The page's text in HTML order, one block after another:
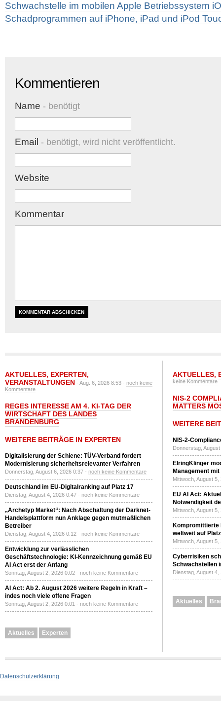
Schwachstelle im mobilen Apple Betriebssystem
Schadprogrammen auf iPhone, iPad und iPod
Kommentieren
Name - benötigt
Email - benötigt, wird nicht veröffentlicht.
Website
Kommentar
AKTUELLES, EXPERTEN,
VERANSTALTUNGEN - Aug. 6, 2026 8:53 - noch keine
Kommentare
REGES INTERESSE AM 4. KI-TAG DER
WIRTSCHAFT DES LANDES
BRANDENBURG
WEITERE BEITRÄGE IN EXPERTEN
Digitalisierung der Schiene: TÜV-Verband fordert
Modernisierung sicherheitsrelevanter Verfahren
Donnerstag, August 6, 2026 0:37 - noch keine Kommentare
Deutschland im EU-Digitalranking auf Platz 17
Dienstag, August 4, 2026 0:47 - noch keine Kommentare
„Archetyp Market“: Nach Abschaltung der Darknet-
Handelsplattform nun Anklage gegen mutmaßlichen
Betreiber
Dienstag, August 4, 2026 0:12 - noch keine Kommentare
Entwicklung zur verlässlichen
Geschäftstechnologie: KI-Kennzeichnung gemäß EU
AI Act erst der Anfang
Sonntag, August 2, 2026 0:02 - noch keine Kommentare
AI Act: Ab 2. August 2026 weitere Regeln in Kraft –
indes noch viele offene Fragen
Sonntag, August 2, 2026 0:01 - noch keine Kommentare
Aktuelles Experten
AKTUELLES,
keine Kommentare
NIS-2
MATTERS
WEITERE
NIS-2-
Donnerstag,
ElringKlinger
Management
Mittwoch, August
EU AI Act:
Notwendigkeit
Mittwoch, August
Kompromittierte
weltweit auf
Mittwoch, August
Cyberrisiken
Schwachstellen
Dienstag, August
Aktuelles
Datenschutzerklärung